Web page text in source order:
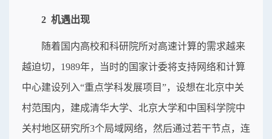
2 机遇出现
随着国内高校和科研院所对高速计算的需求越来
越迫切，1989年，当时的国家计委将支持网络和计算
中心建设列入“重点学科发展项目”，设想在北京中关
村范围内，建成清华大学、北京大学和中国科学院中
关村地区研究所3个局域网络，然后通过若干节点，连